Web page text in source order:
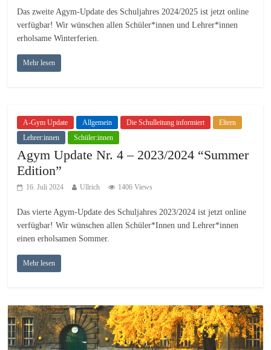
Das zweite Agym-Update des Schuljahres 2024/2025 ist jetzt online
verfügbar! Wir wünschen allen Schüler*innen und Lehrer*innen
erholsame Winterferien.
Mehr lesen
A-Gym Update Allgemein Die Schulleitung informiert
Eltern
Lehrer:innen
Schüler:innen
Agym Update Nr. 4 – 2023/2024 “Summer
Edition”
16. Juli 2024 Ullrich 1406 Views
Das vierte Agym-Update des Schuljahres 2023/2024 ist jetzt online
verfügbar! Wir wünschen allen Schüler*Innen und Lehrer*innen
einen erholsamen Sommer.
Mehr lesen